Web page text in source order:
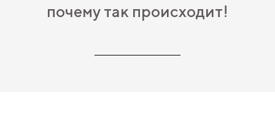
почему так происходит!